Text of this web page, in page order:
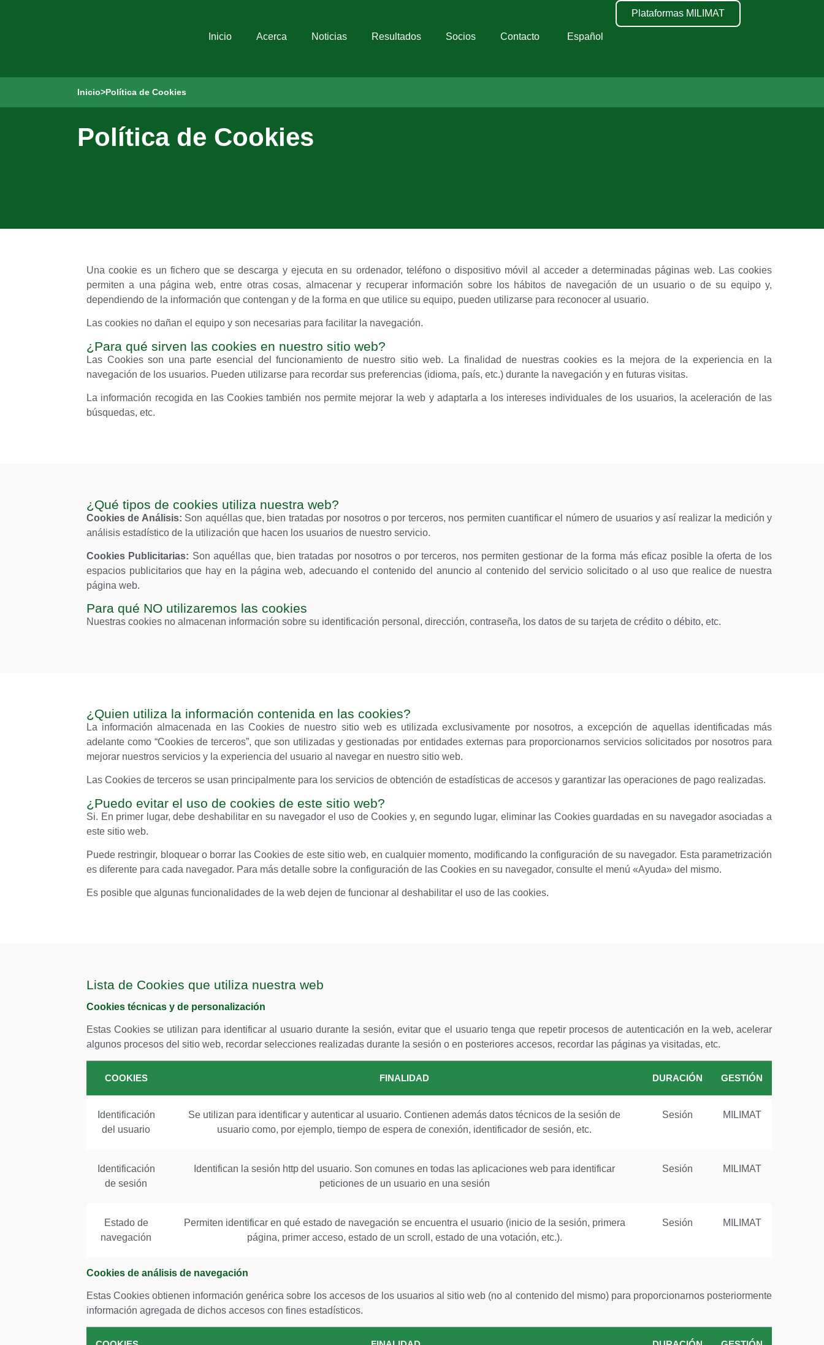
Inicio Acerca Noticias Resultados Socios Contacto Español
Plataformas MILIMAT
Inicio>Política de Cookies
Política de Cookies
Una cookie es un fichero que se descarga y ejecuta en su ordenador, teléfono o dispositivo móvil al acceder a determinadas páginas web. Las cookies
permiten a una página web, entre otras cosas, almacenar y recuperar información sobre los hábitos de navegación de un usuario o de su equipo y,
dependiendo de la información que contengan y de la forma en que utilice su equipo, pueden utilizarse para reconocer al usuario.
Las cookies no dañan el equipo y son necesarias para facilitar la navegación.
¿Para qué sirven las cookies en nuestro sitio web?
Las Cookies son una parte esencial del funcionamiento de nuestro sitio web. La finalidad de nuestras cookies es la mejora de la experiencia en la
navegación de los usuarios. Pueden utilizarse para recordar sus preferencias (idioma, país, etc.) durante la navegación y en futuras visitas.
La información recogida en las Cookies también nos permite mejorar la web y adaptarla a los intereses individuales de los usuarios, la aceleración de las
búsquedas, etc.
¿Qué tipos de cookies utiliza nuestra web?
Cookies de Análisis: Son aquéllas que, bien tratadas por nosotros o por terceros, nos permiten cuantificar el número de usuarios y así realizar la medición y
análisis estadístico de la utilización que hacen los usuarios de nuestro servicio.
Cookies Publicitarias: Son aquéllas que, bien tratadas por nosotros o por terceros, nos permiten gestionar de la forma más eficaz posible la oferta de los
espacios publicitarios que hay en la página web, adecuando el contenido del anuncio al contenido del servicio solicitado o al uso que realice de nuestra
página web.
Para qué NO utilizaremos las cookies
Nuestras cookies no almacenan información sobre su identificación personal, dirección, contraseña, los datos de su tarjeta de crédito o débito, etc.
¿Quien utiliza la información contenida en las cookies?
La información almacenada en las Cookies de nuestro sitio web es utilizada exclusivamente por nosotros, a excepción de aquellas identificadas más
adelante como “Cookies de terceros”, que son utilizadas y gestionadas por entidades externas para proporcionarnos servicios solicitados por nosotros para
mejorar nuestros servicios y la experiencia del usuario al navegar en nuestro sitio web.
Las Cookies de terceros se usan principalmente para los servicios de obtención de estadísticas de accesos y garantizar las operaciones de pago realizadas.
¿Puedo evitar el uso de cookies de este sitio web?
Si. En primer lugar, debe deshabilitar en su navegador el uso de Cookies y, en segundo lugar, eliminar las Cookies guardadas en su navegador asociadas a
este sitio web.
Puede restringir, bloquear o borrar las Cookies de este sitio web, en cualquier momento, modificando la configuración de su navegador. Esta parametrización
es diferente para cada navegador. Para más detalle sobre la configuración de las Cookies en su navegador, consulte el menú «Ayuda» del mismo.
Es posible que algunas funcionalidades de la web dejen de funcionar al deshabilitar el uso de las cookies.
Lista de Cookies que utiliza nuestra web
Cookies técnicas y de personalización
Estas Cookies se utilizan para identificar al usuario durante la sesión, evitar que el usuario tenga que repetir procesos de autenticación en la web, acelerar
algunos procesos del sitio web, recordar selecciones realizadas durante la sesión o en posteriores accesos, recordar las páginas ya visitadas, etc.
COOKIES FINALIDAD DURACIÓN GESTIÓN
Identificación
del usuario
Se utilizan para identificar y autenticar al usuario. Contienen además datos técnicos de la sesión de
usuario como, por ejemplo, tiempo de espera de conexión, identificador de sesión, etc.
Sesión MILIMAT
Identificación
de sesión
Identifican la sesión http del usuario. Son comunes en todas las aplicaciones web para identificar
peticiones de un usuario en una sesión
Sesión MILIMAT
Estado de
navegación
Permiten identificar en qué estado de navegación se encuentra el usuario (inicio de la sesión, primera
página, primer acceso, estado de un scroll, estado de una votación, etc.).
Sesión MILIMAT
Cookies de análisis de navegación
Estas Cookies obtienen información genérica sobre los accesos de los usuarios al sitio web (no al contenido del mismo) para proporcionarnos posteriormente
información agregada de dichos accesos con fines estadísticos.